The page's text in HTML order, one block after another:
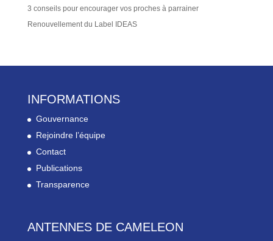
3 conseils pour encourager vos proches à parrainer
Renouvellement du Label IDEAS
INFORMATIONS
Gouvernance
Rejoindre l’équipe
Contact
Publications
Transparence
ANTENNES DE CAMELEON